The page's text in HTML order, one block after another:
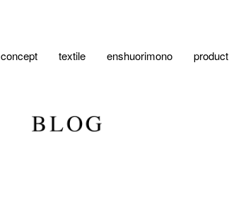
concept textile enshuorimono product